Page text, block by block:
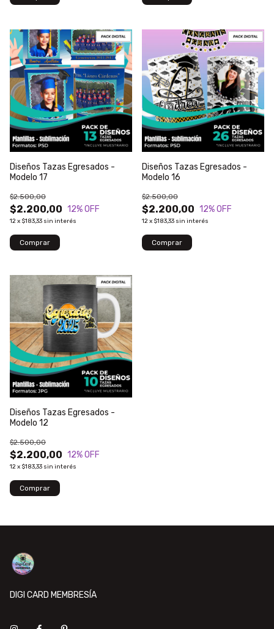
Diseños Tazas Egresados -
Modelo 17
$2.200,00
$2.500,00
12% OFF
12x $183,33 sin interés
Diseños Tazas Egresados -
Modelo 16
$2.200,00
$2.500,00
12% OFF
12x $183,33 sin interés
Diseños Tazas Egresados -
Modelo 12
$2.200,00
$2.500,00
12% OFF
12x $183,33 sin interés
DIGI CARD MEMBRESÍA